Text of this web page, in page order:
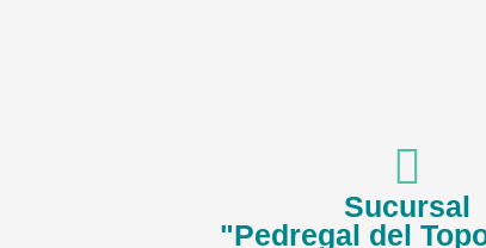
Sucursal
"Pedregal del